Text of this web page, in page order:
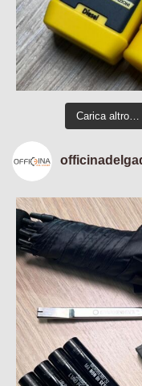
Carica altro…